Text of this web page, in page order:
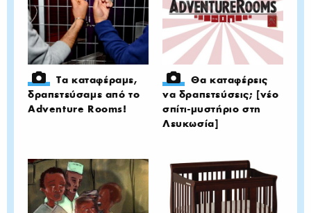
Τα καταφέραμε,
δραπετεύσαμε από το
Adventure Rooms!
Θα καταφέρεις
να δραπετεύσεις; [νέο
σπίτι-μυστήριο στη
Λευκωσία]